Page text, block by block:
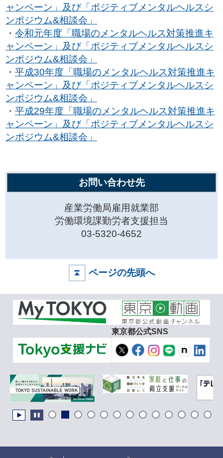
ャンペーン」及び「ポジティブメンタルヘルスシ
ンポジウム&相談会」
・ 令和元年度「職場のメンタルヘルス対策推進キ
ャンペーン」及び「ポジティブメンタルヘルスシ
ンポジウム&相談会」
・ 平成30年度「職場のメンタルヘルス対策推進キ
ャンペーン」及び「ポジティブメンタルヘルスシ
ンポジウム&相談会」
・ 平成29年度「職場のメンタルヘルス対策推進キ
ャンペーン」及び「ポジティブメンタルヘルスシ
ンポジウム&相談会」
お問い合わせ先
産業労働局雇用就業部
労働環境課勤労者支援担当
03-5320-4652
ページの先頭へ
東京都公式SNS